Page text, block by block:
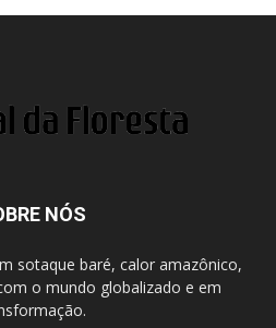
NÓS
sotaque baré, calor amazônico,
o mundo globalizado e em